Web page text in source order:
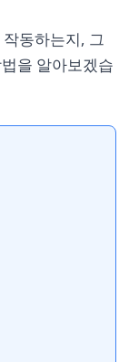
동하는지, 그
을 알아보겠습